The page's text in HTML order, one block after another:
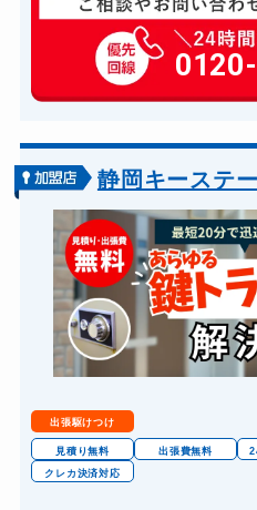
玄関カギ修理
玄関カギ作成
玄関カギ交換
バイクカギ開け
バイクカギ作成
スーツケースカギ開け
金庫カギ開け
金庫カギ交換
ロッカーカギ開け
ドアノブカギ開け
ドアノブカギ作成
ドアノブカギ交換
静岡キーステ
出張駆けつけ
見積り無料 出張費無料
クレカ決済対応